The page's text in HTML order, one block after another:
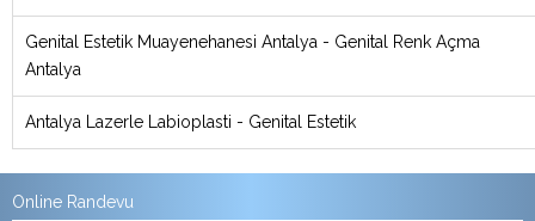
Genital Estetik Muayenehanesi Antalya - Genital Renk Açma
Antalya
Antalya Lazerle Labioplasti - Genital Estetik
Online Randevu